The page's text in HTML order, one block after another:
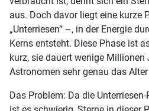
aus. Doch davor liegt eine kurze
„Unterriesen“ –, in der Energie
Kerns entsteht. Diese Phase ist
kurz, sie dauert wenige Millionen
Astronomen sehr genau das
Das Problem: Da die